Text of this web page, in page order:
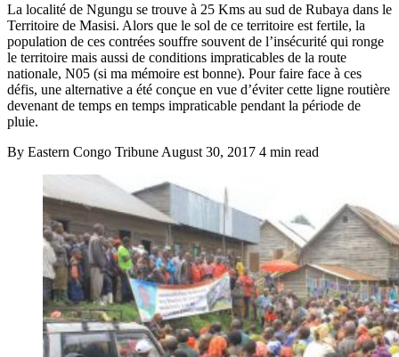
La localité de Ngungu se trouve à 25 Kms au sud de Rubaya dans le
Territoire de Masisi. Alors que le sol de ce territoire est fertile, la
population de ces contrées souffre souvent de l’insécurité qui ronge
le territoire mais aussi de conditions impraticables de la route
nationale, N05 (si ma mémoire est bonne). Pour faire face à ces
défis, une alternative a été conçue en vue d’éviter cette ligne routière
devenant de temps en temps impraticable pendant la période de
pluie.
By Eastern Congo Tribune August 30, 2017 4 min read